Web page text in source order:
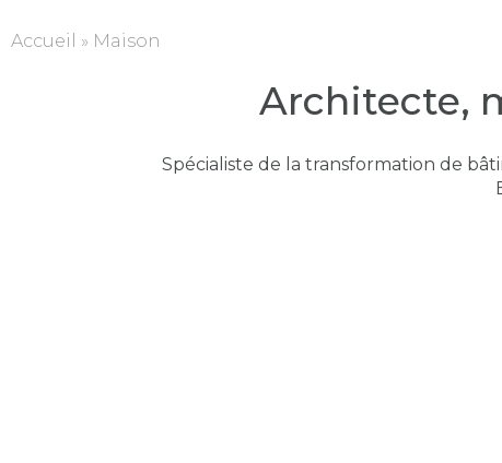
Accueil » Maison
Architecte,
Spécialiste de la transformation de